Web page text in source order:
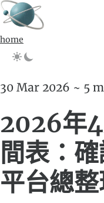
home
30 Mar 2026 ~ 5
2026年
間表：
平台總